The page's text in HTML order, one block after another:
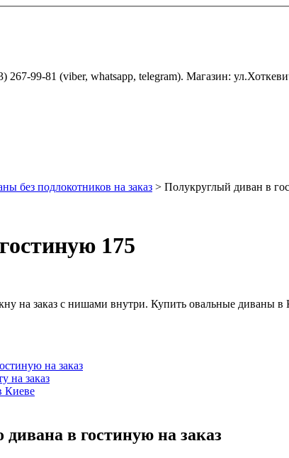
267-99-81 (viber, whatsapp, telegram). Магазин:
без подлокотников на заказ > Полукруглый диван в
175
на заказ с нишами внутри. Купить овальные диваны в
на заказ
на заказ
Киеве
в гостиную на заказ